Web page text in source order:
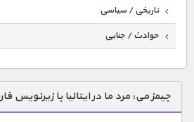
تاریخی / سیاسی
حوادث / جنایی
دنیای خوراکی ها
زمین شناسی / محیط زیست
جیمز می: مرد ما در ایتالیا با زیرنویس